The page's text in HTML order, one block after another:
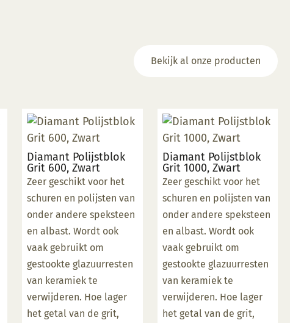
Bekijk al onze producten
Diamant Polijstblok
Grit 600, Zwart
Zeer geschikt voor het
schuren en polijsten van
onder andere speksteen
en albast. Wordt ook
vaak gebruikt om
gestookte glazuurresten
van keramiek te
verwijderen. Hoe lager
het getal van de grit,
Diamant Polijstblok
Grit 1000, Zwart
Zeer geschikt voor het
schuren en polijsten van
onder andere speksteen
en albast. Wordt ook
vaak gebruikt om
gestookte glazuurresten
van keramiek te
verwijderen. Hoe lager
het getal van de grit,